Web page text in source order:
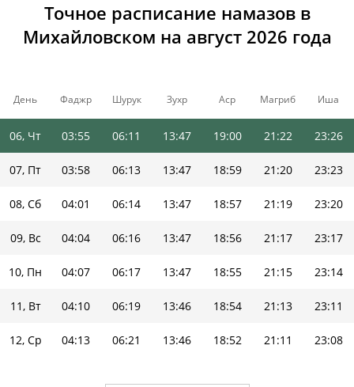
Точное расписание намазов в
Михайловском на август 2026 года
День Фаджр Шурук Зухр Аср Магриб Иша
03, Пн 03:48 06:06 13:47 19:03 21:28 23:35
05, Ср 03:52 06:09 13:47 19:01 21:24 23:29
06, Чт 03:55 06:11 13:47 19:00 21:22 23:26
07, Пт 03:58 06:13 13:47 18:59 21:20 23:23
08, Сб 04:01 06:14 13:47 18:57 21:19 23:20
09, Вс 04:04 06:16 13:47 18:56 21:17 23:17
10, Пн 04:07 06:17 13:47 18:55 21:15 23:14
11, Вт 04:10 06:19 13:46 18:54 21:13 23:11
12, Ср 04:13 06:21 13:46 18:52 21:11 23:08